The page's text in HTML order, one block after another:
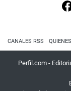
CANALES RSS
Perfil.com -